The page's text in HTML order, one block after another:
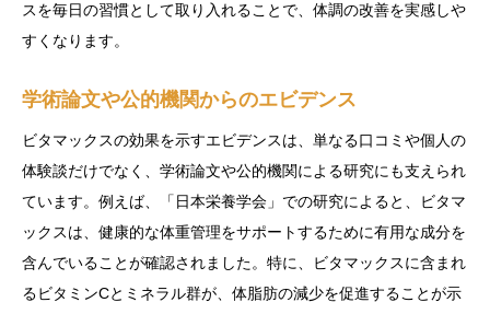
スを毎日の習慣として取り入れることで、体調の改善を実感しや
すくなります。
学術論文や公的機関からのエビデンス
ビタマックスの効果を示すエビデンスは、単なる口コミや個人の
体験談だけでなく、学術論文や公的機関による研究にも支えられ
ています。例えば、「日本栄養学会」での研究によると、ビタマ
ックスは、健康的な体重管理をサポートするために有用な成分を
含んでいることが確認されました。特に、ビタマックスに含まれ
るビタミンCとミネラル群が、体脂肪の減少を促進することが示